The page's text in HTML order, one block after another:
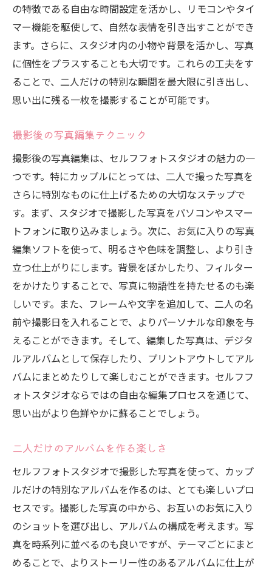
の特徴である自由な時間設定を活かし、リモコンやタイ
マー機能を駆使して、自然な表情を引き出すことができ
ます。さらに、スタジオ内の小物や背景を活かし、写真
に個性をプラスすることも大切です。これらの工夫をす
ることで、二人だけの特別な瞬間を最大限に引き出し、
思い出に残る一枚を撮影することが可能です。
撮影後の写真編集テクニック
撮影後の写真編集は、セルフフォトスタジオの魅力の一
つです。特にカップルにとっては、二人で撮った写真を
さらに特別なものに仕上げるための大切なステップで
す。まず、スタジオで撮影した写真をパソコンやスマー
トフォンに取り込みましょう。次に、お気に入りの写真
編集ソフトを使って、明るさや色味を調整し、より引き
立つ仕上がりにします。背景をぼかしたり、フィルター
をかけたりすることで、写真に物語性を持たせるのも楽
しいです。また、フレームや文字を追加して、二人の名
前や撮影日を入れることで、よりパーソナルな印象を与
えることができます。そして、編集した写真は、デジタ
ルアルバムとして保存したり、プリントアウトしてアル
バムにまとめたりして楽しむことができます。セルフフ
ォトスタジオならではの自由な編集プロセスを通じて、
思い出がより色鮮やかに蘇ることでしょう。
二人だけのアルバムを作る楽しさ
セルフフォトスタジオで撮影した写真を使って、カップ
ルだけの特別なアルバムを作るのは、とても楽しいプロ
セスです。撮影した写真の中から、お互いのお気に入り
のショットを選び出し、アルバムの構成を考えます。写
真を時系列に並べるのも良いですが、テーマごとにまと
めることで、よりストーリー性のあるアルバムに仕上が